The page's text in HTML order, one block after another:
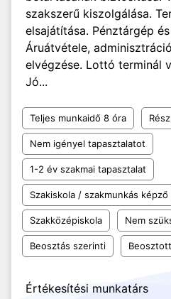
szakszerű kiszolgálása.
elsajátítása. Pénztárgép
Áruátvétele,
elvégzése. Lottó terminál
Jó...
Teljes munkaidő 8 óra
Nem igényel tapasztalatot
1-2 év szakmai tapasztalat
Szakiskola / szakmunkás képző
Szakközépiskola Nem
Beosztás szerinti Beosztott
Értékesítési munkatárs